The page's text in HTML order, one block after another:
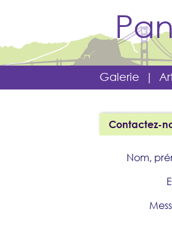
Galerie |
Contactez-
Nom,